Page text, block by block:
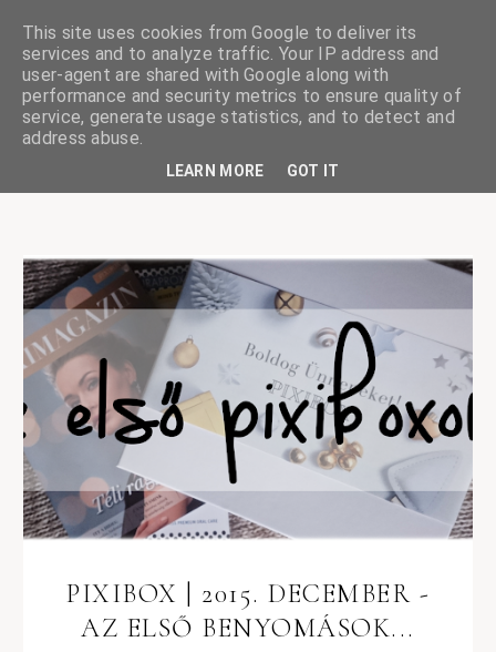
ciskaságok
PIXIBOX | 2015. DECEMBER -
AZ ELSŐ BENYOMÁSOK...
This site uses cookies from Google to deliver its
services and to analyze traffic. Your IP address and
user-agent are shared with Google along with
performance and security metrics to ensure quality of
service, generate usage statistics, and to detect and
address abuse.
LEARN MORE GOT IT